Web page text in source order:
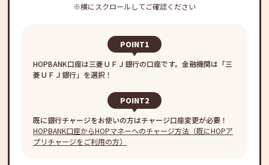
※横にスクロールしてご確認ください
POINT1
HOPBANK口座は三菱ＵＦＪ銀行の口座です。金融機関は「三
菱ＵＦＪ銀行」を選択！
POINT2
既に銀行チャージをお使いの方はチャージ口座変更が必要！
HOPBANK口座からHOPマネーへのチャージ方法（既にHOPア
プリチャージをご利用の方）